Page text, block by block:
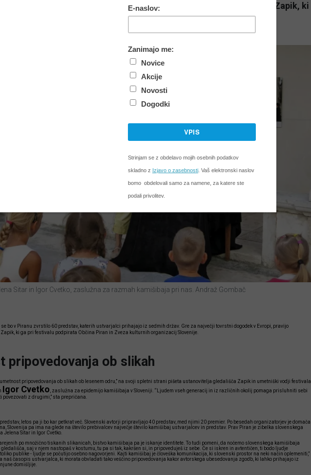
ki je k nam prišla z Japonske, je prav po zaslugi gledališča Zapik, ki
vse bolj priljubljena.
Sitar in Igor Cvetko, zaslužna za razmah kamišibaja pri nas. Andraž Gombač
se bo v Piranu zvrstilo 60 predstav, katerih ustvarjalci prihajajo iz sedmih držav. Gre za največji tovrstni dogodek v Evropi, pravijo
ki ga pri festivalu podpirata Občina Piran in Zveza kulturnih organizacij Slovenije.
pripovedovanja ob slikah
pripovedovanja ob slikah ob lesenem odru,” na svoji spletni strani pišeta ustanovitelja gledališča Zapik in umetniški vodji festivala
Igor Cvetko, zaslužna za epidemijo kamišibaja v Sloveniji. “Ljudem vseh generacij in iz različnih okolij pomaga prisluhniti sebi
povezovati z drugimi,” sta prepričana.
letos pa ji bo kar petkrat več. Slovenski avtorji pripravljajo 40 predstav, med njimi 20 premier. Po besedah organizatorjev je domača
Slovenija pa ima na glede na število prebivalcev največje število kamišibaj ustvarjalcev in predstav. Prav Piran je zibelka slovenskega
Jelena Sitar in Igor Cvetko.
po množično tiskanih slikanicah, bistvo kamišibaja pa je iskanje identitete. To tudi pomeni, da nočemo slovenskega kamišibaja
saj v njem nastopaš v kostumu, tu pa si tak, kakršen si, in pripoveduješ iz sebe. Če si iskren in avtentičen, ti bodo ljudje
publike - ljudje se počutijo osebno nagovorjeni. Kajti kamišibaj je človeška komunikacija, ki slovenski prostor na neki način oplemeniti,”
naš časopis ustvarjalca, ki morata obvladati tako veščino pripovedovanja kakor avtorskega ubesedovanja zgodb, ki lahko prihajajo iz
domišljije.